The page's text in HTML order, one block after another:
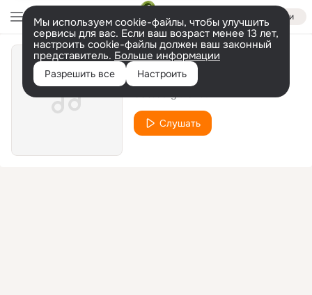
Войти
Мы используем cookie-файлы, чтобы улучшить
сервисы для вас. Если ваш возраст менее 13 лет,
настроить cookie-файлы должен ваш законный
представитель. Больше информации
Разрешить все Настроить
Ce folos de viata
Слушать